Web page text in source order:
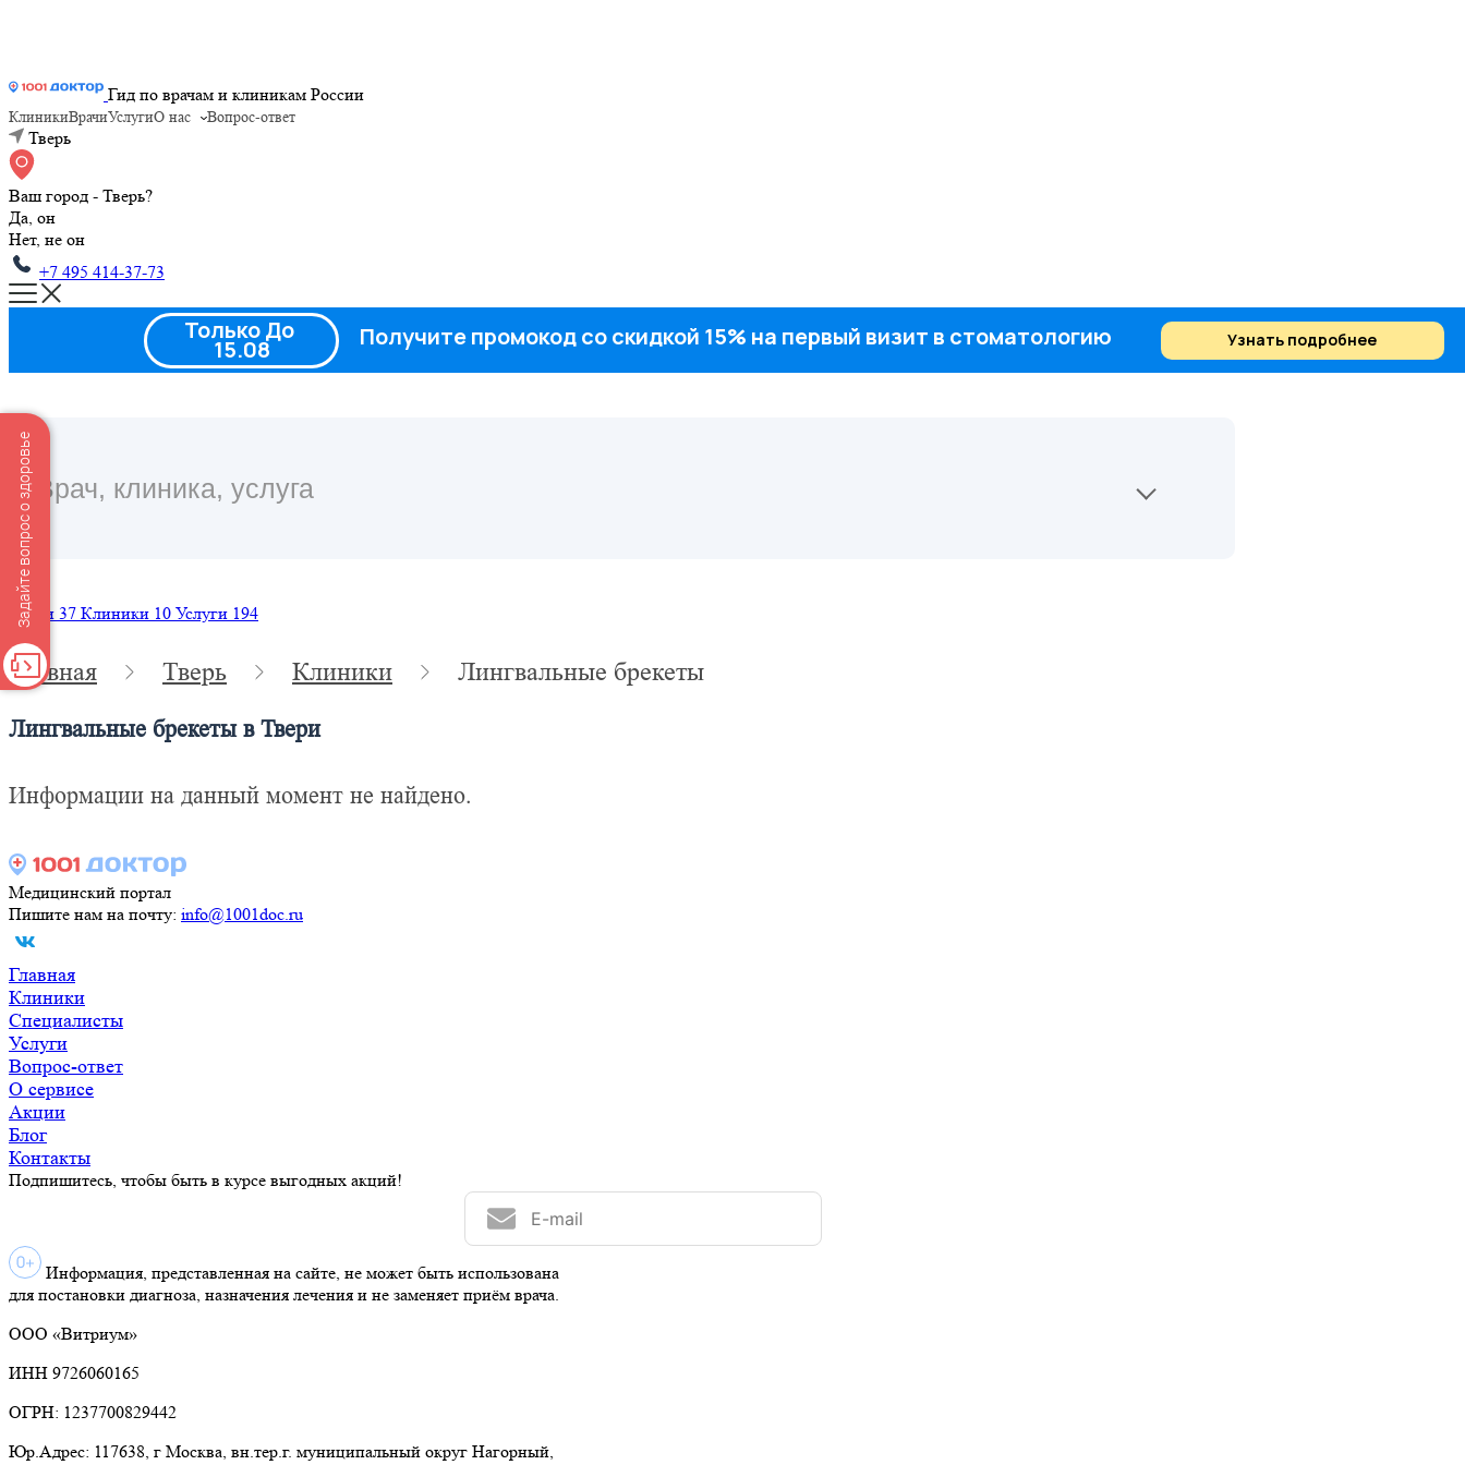
Гид по врачам и клиникам России
КлиникиВрачиУслугиО нас Вопрос-ответ
Тверь
Ваш город - Тверь?
Да, он
Нет, не он
+7 495 414-37-73
Врачи 37 Клиники 10 Услуги 194
Главная Тверь Клиники Лингвальные брекеты
Лингвальные брекеты в Твери
Информации на данный момент не найдено.
Медицинский портал
Пишите нам на почту: info@1001doc.ru
Главная
Клиники
Специалисты
Услуги
Вопрос-ответ
О сервисе
Акции
Блог
Контакты
Подпишитесь, чтобы быть в курсе выгодных акций!
Информация, представленная на сайте, не может быть использована
для постановки диагноза, назначения лечения и не заменяет приём врача.
ООО «Витриум»
ИНН 9726060165
ОГРН: 1237700829442
Юр.Адрес: 117638, г Москва, вн.тер.г. муниципальный округ Нагорный,
Только До
15.08 Получите промокод со скидкой 15% на первый визит в стоматологию Узнать подробнее
Задайте вопрос о здоровье